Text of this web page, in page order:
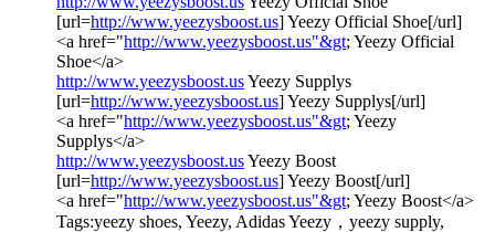
[url=http://www.yeezysboost.us] Yeezy Official Shoe[/url]
<a href="http://www.yeezysboost.us"&gt; Yeezy Official
Shoe</a>
http://www.yeezysboost.usYeezy Supplys
[url=http://www.yeezysboost.us] Yeezy Supplys[/url]
<a href="http://www.yeezysboost.us"&gt; Yeezy
Supplys</a>
http://www.yeezysboost.usYeezy Boost
[url=http://www.yeezysboost.us] Yeezy Boost[/url]
<a href="http://www.yeezysboost.us"&gt; Yeezy Boost</a>
Tags:yeezy shoes, Yeezy, Adidas Yeezy，yeezy supply,